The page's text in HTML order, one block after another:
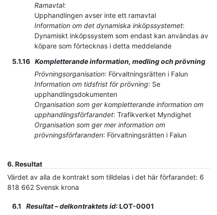
Ramavtal:
Upphandlingen avser inte ett ramavtal
Information om det dynamiska inköpssystemet:
Dynamiskt inköpssystem som endast kan användas av
köpare som förtecknas i detta meddelande
5.1.16 Kompletterande information, medling och prövning
Prövningsorganisation: Förvaltningsrätten i Falun
Information om tidsfrist för prövning: Se
upphandlingsdokumenten
Organisation som ger kompletterande information om
upphandlingsförfarandet: Trafikverket Myndighet
Organisation som ger mer information om
prövningsförfaranden: Förvaltningsrätten i Falun
6. Resultat
Värdet av alla de kontrakt som tilldelas i det här förfarandet: 6
818 662 Svensk krona
6.1 Resultat – delkontraktets id:LOT-0001